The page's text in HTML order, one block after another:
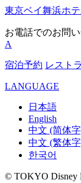
東京ベイ舞浜ホ
お電話でのお問
A
宿泊予約 レスト
LANGUAGE
日本語
English
中文 (简体
中文 (繁体
한국어
© TOKYO Disney